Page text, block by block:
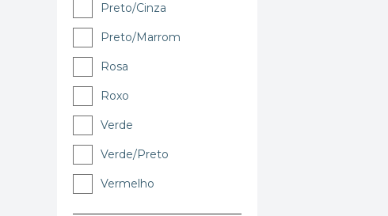
Preto/Cinza
Preto/Marrom
Rosa
Roxo
Verde
Verde/Preto
Vermelho